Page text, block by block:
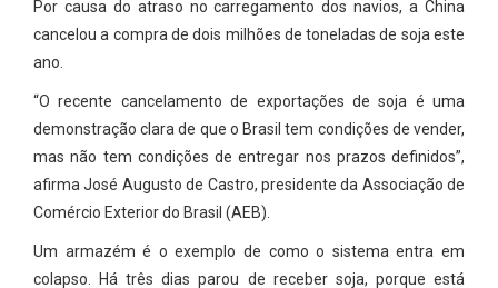
Por causa do atraso no carregamento dos navios, a China
cancelou a compra de dois milhões de toneladas de soja este
ano.
“O recente cancelamento de exportações de soja é uma
demonstração clara de que o Brasil tem condições de vender,
mas não tem condições de entregar nos prazos definidos”,
afirma José Augusto de Castro, presidente da Associação de
Comércio Exterior do Brasil (AEB).
Um armazém é o exemplo de como o sistema entra em
colapso. Há três dias parou de receber soja, porque está